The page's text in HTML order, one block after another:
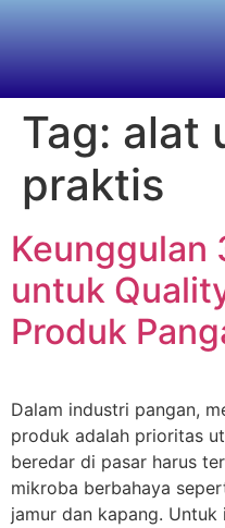
Tag: alat
praktis
Keunggulan
untuk
Produk
Dalam industri pangan,
produk adalah prioritas
beredar di pasar harus
mikroba berbahaya
jamur dan kapang.